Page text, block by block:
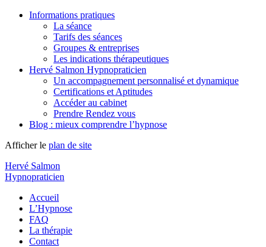
Informations pratiques
La séance
Tarifs des séances
Groupes & entreprises
Les indications thérapeutiques
Hervé Salmon Hypnopraticien
Un accompagnement personnalisé et dynamique
Certifications et Aptitudes
Accéder au cabinet
Prendre Rendez vous
Blog : mieux comprendre l’hypnose
Afficher le plan de site
Hervé Salmon
Hypnopraticien
Accueil
L’Hypnose
FAQ
La thérapie
Contact